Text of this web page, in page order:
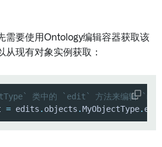
需要使用Ontology编辑容器获取该
从现有对象实例获取：
类中的 `edit` 方法来编辑
= edits . objects .MyObjectType.